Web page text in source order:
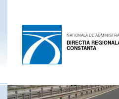
NATIONALA DE
DIRECTIA
CONSTANTA